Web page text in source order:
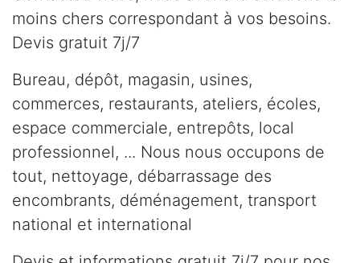
moins chers correspondant à vos besoins.
Devis gratuit 7j/7
Bureau, dépôt, magasin, usines,
commerces, restaurants, ateliers, écoles,
espace commerciale, entrepôts, local
professionnel, ... Nous nous occupons de
tout, nettoyage, débarrassage des
encombrants, déménagement, transport
national et international